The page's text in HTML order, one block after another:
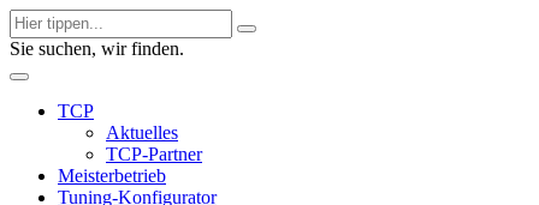
Sie suchen, wir finden.
TCP
Aktuelles
TCP-Partner
Meisterbetrieb
Tuning-Konfigurator